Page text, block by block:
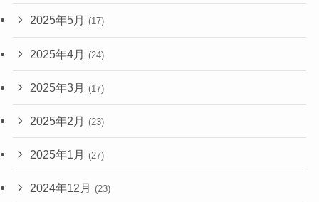
2025年5月 (17)
2025年4月 (24)
2025年3月 (17)
2025年2月 (23)
2025年1月 (27)
2024年12月 (23)